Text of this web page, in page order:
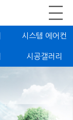
시스템 에어컨
시공갤러리